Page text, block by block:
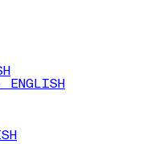
ENGLISH